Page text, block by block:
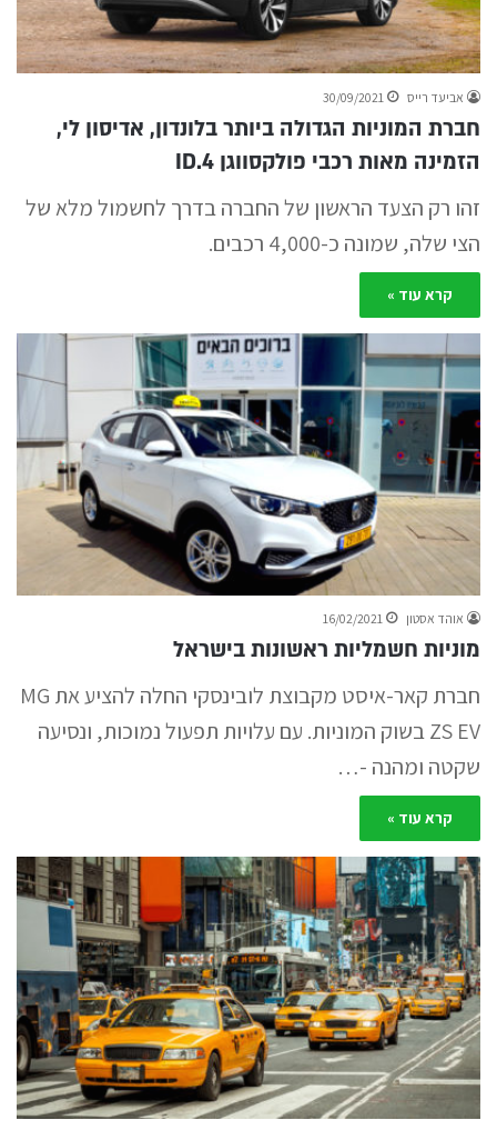
אביעד רייס 30/09/2021
חברת המוניות הגדולה ביותר בלונדון, אדיסון לי,
הזמינה מאות רכבי פולקסווגן ID.4
זהו רק הצעד הראשון של החברה בדרך לחשמול מלא של
הצי שלה, שמונה כ-4,000 רכבים.
קרא עוד »
אוהד אסטון 16/02/2021
מוניות חשמליות ראשונות בישראל
חברת קאר-איסט מקבוצת לובינסקי החלה להציע את MG
ZS EV בשוק המוניות. עם עלויות תפעול נמוכות, ונסיעה
שקטה ומהנה -…
קרא עוד »